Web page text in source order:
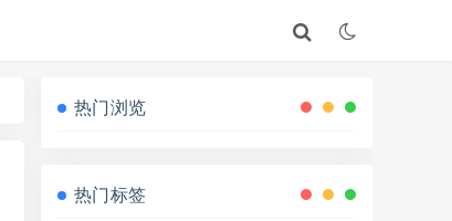
热门浏览
热门标签